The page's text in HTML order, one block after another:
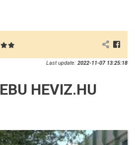
Last update: 2022-11-07 13:25:18
HEVIZ.HU